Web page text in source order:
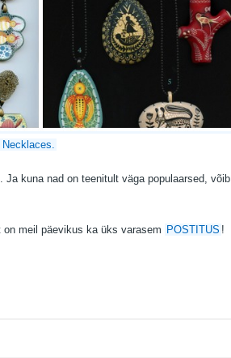
Necklaces.
. Ja kuna nad on teenitult väga populaarsed, võib
meil päevikus ka üks varasem POSTITUS !